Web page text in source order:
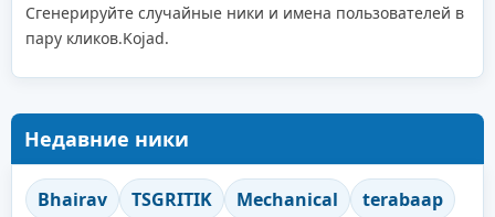
Сгенерируйте случайные ники и имена пользователей в
пару кликов.Kojad.
Недавние ники
Bhairav TSGRITIK Mechanical terabaap